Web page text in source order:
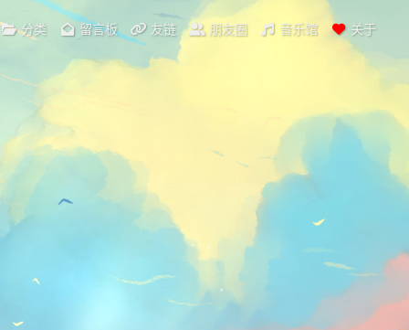
分类 留言板 友链 朋友圈 音乐馆 关于